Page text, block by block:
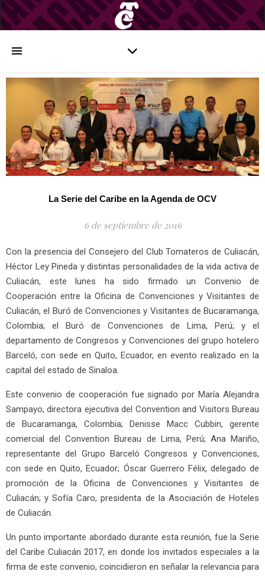
La Serie del Caribe en la Agenda de OCV
6 de septiembre de 2016
Con la presencia del Consejero del Club Tomateros de Culiacán,
Héctor Ley Pineda y distintas personalidades de la vida activa de
Culiacán, este lunes ha sido firmado un Convenio de
Cooperación entre la Oficina de Convenciones y Visitantes de
Culiacán, el Buró de Convenciones y Visitantes de Bucaramanga,
Colombia; el Buró de Convenciones de Lima, Perú; y el
departamento de Congresos y Convenciones del grupo hotelero
Barceló, con sede en Quito, Ecuador, en evento realizado en la
capital del estado de Sinaloa.
Este convenio de cooperación fue signado por María Alejandra
Sampayo, directora ejecutiva del Convention and Visitors Bureau
de Bucaramanga, Colombia; Denisse Macc Cubbin, gerente
comercial del Convention Bureau de Lima, Perú; Ana Mariño,
representante del Grupo Barceló Congresos y Convenciones,
con sede en Quito, Ecuador; Óscar Guerrero Félix, delegado de
promoción de la Oficina de Convenciones y Visitantes de
Culiacán; y Sofía Caro, presidenta de la Asociación de Hoteles
de Culiacán.
Un punto importante abordado durante esta reunión, fue la Serie
del Caribe Culiacán 2017, en donde los invitados especiales a la
firma de este convenio, coincidieron en señalar la relevancia para